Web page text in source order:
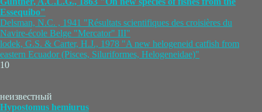
Essequibo"
Delsman, N.C. , 1941 "Résultats scientifiques des croisières du
Navire-école Belge "Mercator" III"
lodek, G.S. & Carter, H.J., 1978 "A new helogeneid catfish from
eastern Ecuador (Pisces, Siluriformes, Helogeneidae)"
10
неизвестный
Hypostomus hemiurus